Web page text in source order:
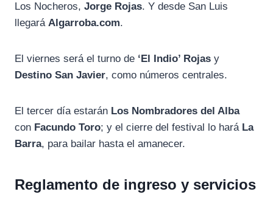
Los Nocheros, Jorge Rojas. Y desde San Luis
llegará Algarroba.com.
El viernes será el turno de ‘El Indio’ Rojas y
Destino San Javier, como números centrales.
El tercer día estarán Los Nombradores del Alba
con Facundo Toro; y el cierre del festival lo hará La
Barra, para bailar hasta el amanecer.
Reglamento de ingreso y servicios